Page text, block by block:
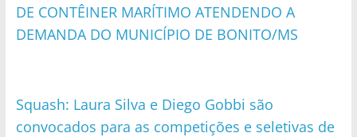
DE CONTÊINER MARÍTIMO ATENDENDO A
DEMANDA DO MUNICÍPIO DE BONITO/MS
Squash: Laura Silva e Diego Gobbi são
convocados para as competições e seletivas de